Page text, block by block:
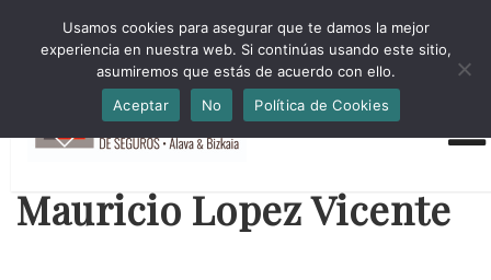
HORARIO INVIERNO Lun-Jue 09:00-16:30 Vier 9:00-14:00
administracion@cmsab.eus 94.442.43.43 Móvil y Whatsapp
688.889.170
Mauricio Lopez Vicente
Usamos cookies para asegurar que te damos la mejor
experiencia en nuestra web. Si continúas usando este sitio,
asumiremos que estás de acuerdo con ello.
Aceptar
No Política de Cookies